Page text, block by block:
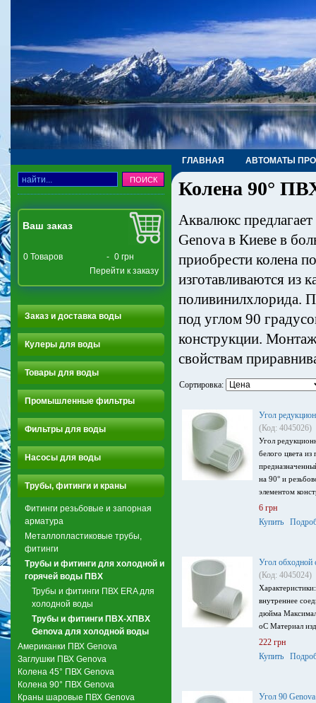
ГЛАВНАЯ АВТОМАТЫ
ТРУБЫ, ФИТИНГИ, КРАНЫ
Ваш заказ
0 Товаров - 0 грн
Перейти к заказу
Заказ и доставка воды
Кулеры для воды
Товары для воды
Промышленные фильтры
Фильтры для воды
Насосы для воды
Трубы, фитинги и краны
Фитинги резьбовые и запорная
арматура
Металлопластиковые трубы,
фитинги
Трубы и фитинги для холодной и
горячей воды ПВХ
Трубы и фитинги ПВХ ERA для
холодной воды
Трубы и фитинги ПВХ-ХПВХ
Genova для холодной воды
Американки ПВХ Genova
Заглушки ПВХ Genova
Колена 45° ПВХ Genova
Колена 90° ПВХ Genova
Краны шаровые ПВХ Genova
Колена 90°
Аквалюкс
Genova в Киеве в
приобрести колена
изготавливаются из
поливинилхлорида.
под углом 90
конструкции.
свойствам
Сортировка:
Угол
(Код: 4045026)
Угол
белого цвета
на 90° и
элементом
6 грн
Купить
Угол обходной
(Код: 4045024)
внутреннее
дюйма
оС Материал
222 грн
Купить
Угол 90